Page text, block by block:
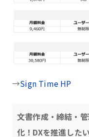
→Sign Time HP
文書作成・締結・
化！DXを推進した